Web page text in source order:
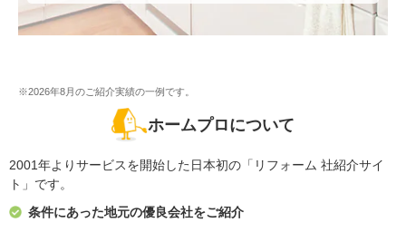
※2026年8月のご紹介実績の一例です。
ホームプロについて
2001年よりサービスを開始した日本初の「リフォーム 社紹介サイ
ト」です。
条件にあった地元の優良会社をご紹介